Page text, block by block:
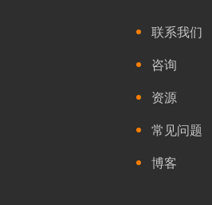
联系我们
咨询
资源
常见问题
博客